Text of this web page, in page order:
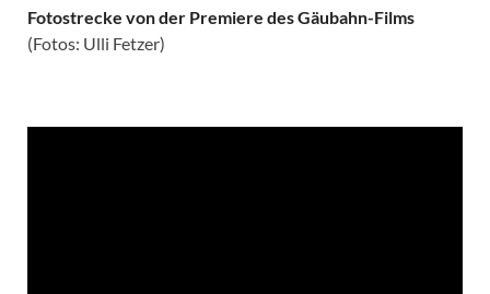
Fotostrecke von der Premiere des Gäubahn-Films
(Fotos: Ulli Fetzer)